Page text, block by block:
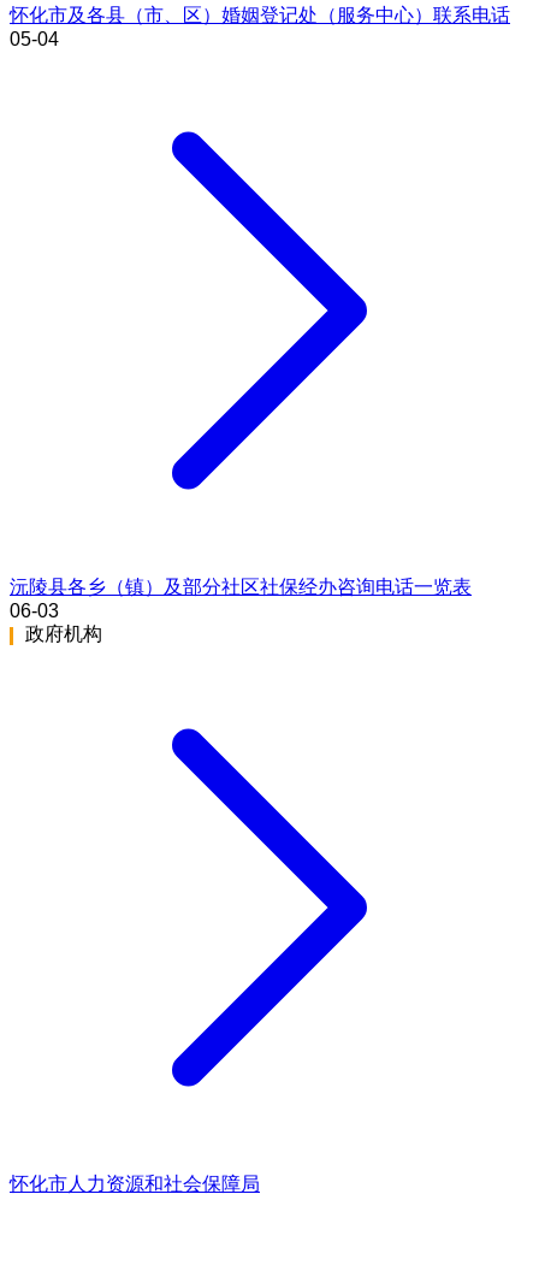
怀化市及各县（市、区）婚姻登记处（服务中心）联系电话
05-04
沅陵县各乡（镇）及部分社区社保经办咨询电话一览表
06-03
政府机构
怀化市人力资源和社会保障局